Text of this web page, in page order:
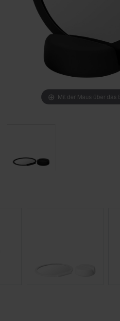
Mit der Maus über das